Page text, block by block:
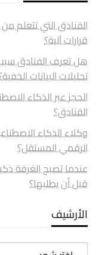
الفنادق التي تتعلم
قرارات آلية؟
هل تعرف الفنادق
تحليلات البيانات
الحجز عبر الذكاء
الفنادق؟
وكلاء الذكاء
الرقمي المستقل؟
عندما تصبح الغرفة
قبل أن يطلبها؟
الأرشيف
الأرشيف